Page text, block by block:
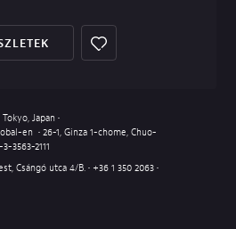
Japan •
en • 26-1, Ginza 1-chome, Chuo-
3563-2111
Csángó utca 4/B. • +36 1 350 2063 •